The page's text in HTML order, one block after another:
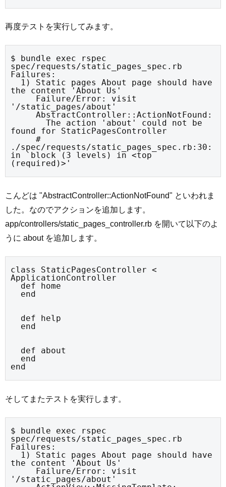
再度テストを実行してみます。
$ bundle exec rspec
spec/requests/static_pages_spec.rb
Failures:
the content 'About Us'
'/static_pages/about'
found for StaticPagesController
./spec/requests/static_pages_spec.rb:30:
in `block (3 levels) in <top
(required)>'
こんどは "AbstractController::ActionNotFound" といわれま
した。なのでアクションを追加します。
app/controllers/static_pages_controller.rb を開いて以下のよ
うに about を追加します。
class StaticPagesController <
ApplicationController
  end
  end
end
そしてまたテストを実行します。
$ bundle exec rspec
spec/requests/static_pages_spec.rb
Failures:
the content 'About Us'
'/static_pages/about'